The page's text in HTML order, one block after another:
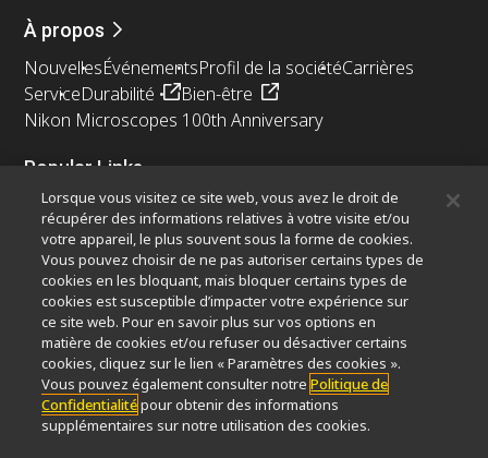
À propos
NouvellesÉvénementsProfil de la sociétéCarrières
ServiceDurabilité
Bien-être
Nikon Microscopes 100th Anniversary
Popular Links
Dernières nouvelles et actualitésSélecteur d’objectifs
Resolution CalculatorPubScopeOEM
Nikon Small World
MicroscopyU
Autres Produits Nikon
Produits d'imagerie
Microscopie industrielle et métrologie
Systèmes de lithographie à semi-conducteurs
Systèmes de lithographie à FPD
Lorsque vous visitez ce site web, vous avez le droit de
récupérer des informations relatives à votre visite et/ou
votre appareil, le plus souvent sous la forme de cookies.
Vous pouvez choisir de ne pas autoriser certains types de
cookies en les bloquant, mais bloquer certains types de
cookies est susceptible d’impacter votre expérience sur
ce site web. Pour en savoir plus sur vos options en
matière de cookies et/ou refuser ou désactiver certains
cookies, cliquez sur le lien « Paramètres des cookies ».
Vous pouvez également consulter notrePolitique de
Confidentialitépour obtenir des informations
supplémentaires sur notre utilisation des cookies.